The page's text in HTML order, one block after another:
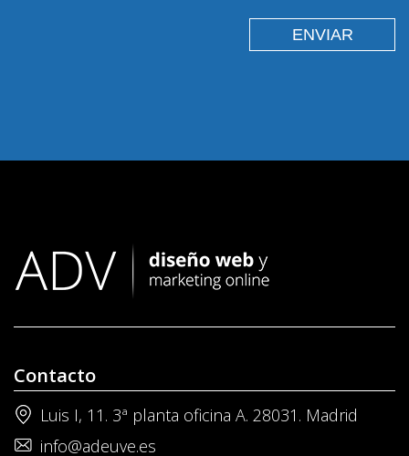
Contacto
Luis I, 11. 3ª planta oficina A. 28031. Madrid
info@adeuve.es